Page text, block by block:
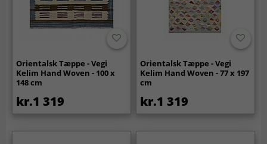
Orientalsk Tæppe - Vegi
Kelim Hand Woven - 100 x
148 cm
kr.1 319
Orientalsk Tæppe - Vegi
Kelim Hand Woven - 77 x 197
cm
kr.1 319